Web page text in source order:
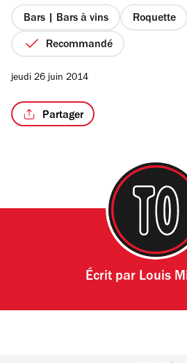
étoiles
Bars | Bars à vins Roquette
Recommandé
jeudi 26 juin 2014
Partager
Écrit par Louis